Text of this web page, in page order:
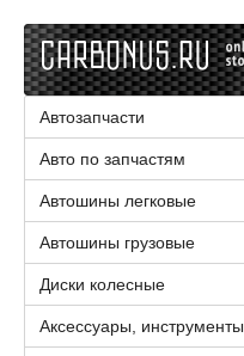
Автозапчасти
Авто по запчастям
Автошины легковые
Автошины грузовые
Диски колесные
Аксессуары, инструменты